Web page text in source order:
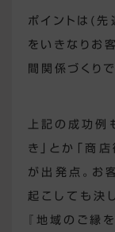
ポイントは(
をいきなりお
間関係づくりで
上記の成功例
き」とか「商
が出発点。お
起こしても決
『地域のご縁